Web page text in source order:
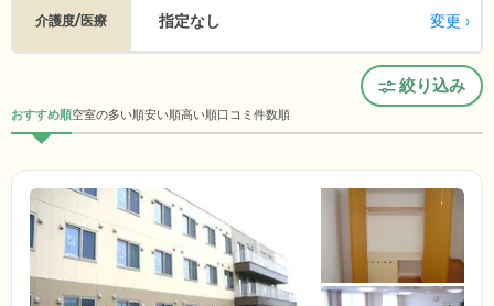
介護度/医療 指定なし 変更
絞り込み
おすすめ順空室の多い順安い順高い順口コミ件数順